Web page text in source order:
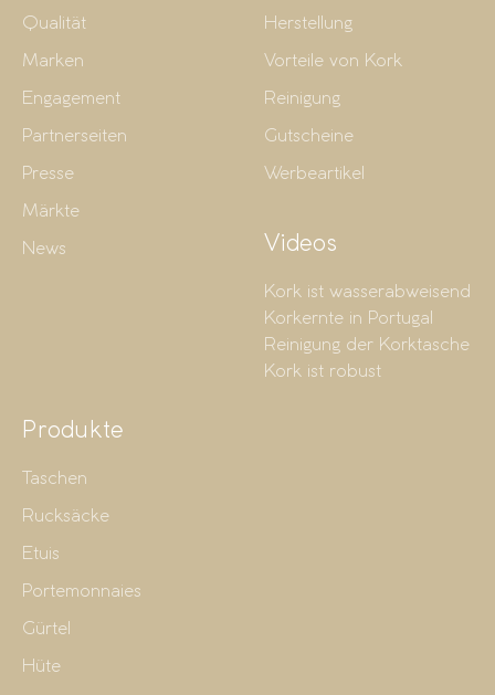
Qualität
Marken
Engagement
Partnerseiten
Presse
Märkte
News
Herstellung
Vorteile von Kork
Reinigung
Gutscheine
Werbeartikel
Videos
Kork ist wasserabweisend
Korkernte in Portugal
Reinigung der Korktasche
Kork ist robust
Produkte
Taschen
Rucksäcke
Etuis
Portemonnaies
Gürtel
Hüte